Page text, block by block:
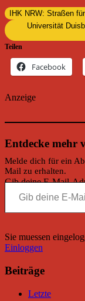
IHK NRW: Straßen
Universität
Teilen
Facebook
Anzeige
Entdecke mehr
Melde dich für ein
Mail zu erhalten.
Gib deine E-Mail-
Sie muessen
Einloggen
Beiträge
Letzte